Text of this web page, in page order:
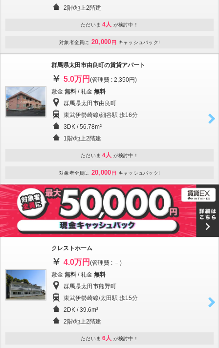
2階/地上2階建
ただいま 4人 が検討中！
対象者全員に 20,000 円 キャッシュバック!
群馬県太田市由良町の賃貸アパート
5.0万円 (管理費 : 2,350円)
敷金 無料 / 礼金 無料
群馬県太田市由良町
東武伊勢崎線/細谷駅 歩16分
3DK / 56.78m²
1階/地上2階建
ただいま 4人 が検討中！
対象者全員に 20,000 円 キャッシュバック!
クレストホーム
4.0万円 (管理費 : －)
敷金 無料 / 礼金 無料
群馬県太田市熊野町
東武伊勢崎線/太田駅 歩15分
2DK / 39.6m²
2階/地上2階建
ただいま 6人 が検討中！